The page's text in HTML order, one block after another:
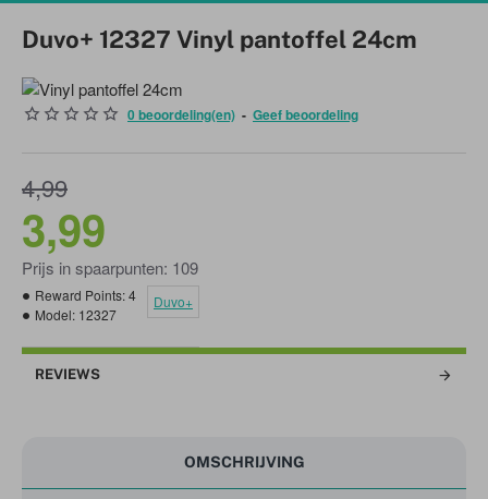
Duvo+ 12327 Vinyl pantoffel 24cm
0 beoordeling(en) - Geef beoordeling
3,99
4,99
Prijs in spaarpunten: 109
Reward Points:4
Model: 12327
Duvo+
REVIEWS
OMSCHRIJVING